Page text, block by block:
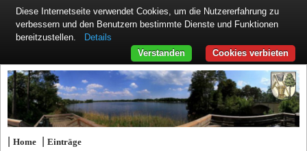
|Home |Einträge
Diese Internetseite verwendet Cookies, um die Nutzererfahrung zu
verbessern und den Benutzern bestimmte Dienste und Funktionen
bereitzustellen.
Details
Cookies verbieten
Verstanden